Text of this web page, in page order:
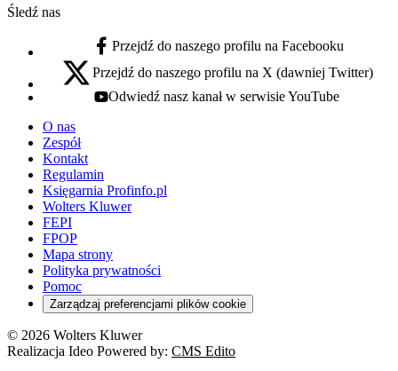
Śledź nas
facebook - otwiera się w nowej karcie
Przejdź do naszego profilu na Facebooku
x - otwiera się w nowej karcie
Przejdź do naszego profilu na X (dawniej Twitter)
youtube - otwiera się w nowej karcie
Odwiedź nasz kanał w serwisie YouTube
O nas
Zespół
Kontakt
Regulamin
Księgarnia Profinfo.pl
Wolters Kluwer
FEPI
FPOP
Mapa strony
Polityka prywatności
Pomoc
Zarządzaj preferencjami plików cookie
© 2026 Wolters Kluwer
Realizacja Ideo Powered by: CMS Edito